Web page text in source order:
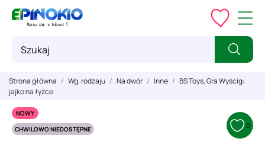
Strona główna Wg. rodzaju Na dwór Inne
BS Toys, Gra Wyścig:
jajko na łyżce
NOWY
CHWILOWO NIEDOSTĘPNE
0